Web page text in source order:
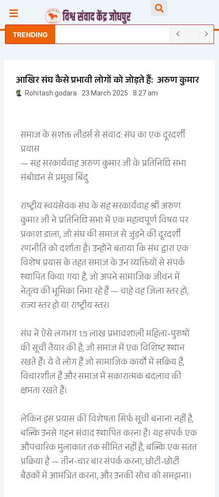
content
TRENDING
आखिर संघ कैसे प्रभावी लोगों को जोड़ते हैं: अरुण कुमार
Rohitash godara 23 March 2025 8:27 am
समाज के सशक्त लीडर्स से संवाद: संघ का एक दूरदर्शी
प्रयास
— सह सरकार्यवाह अरुण कुमार जी के प्रतिनिधि सभा
संबोधन से प्रमुख बिंदु
राष्ट्रीय स्वयंसेवक संघ के सह सरकार्यवाह श्री अरुण
कुमार जी ने प्रतिनिधि सभा में एक महत्वपूर्ण विषय पर
प्रकाश डाला, जो संघ की समाज से जुड़ने की दूरदर्शी
रणनीति को दर्शाता है। उन्होंने बताया कि संघ द्वारा एक
विशेष प्रयास के तहत समाज के उन व्यक्तियों से संपर्क
स्थापित किया गया है, जो अपने सामाजिक जीवन में
नेतृत्व की भूमिका निभा रहे हैं — चाहे वह जिला स्तर हो,
राज्य स्तर हो या राष्ट्रीय स्तर।
संघ ने ऐसे लगभग 1.5 लाख प्रभावशाली महिला-पुरुषों
की सूची तैयार की है, जो समाज में एक विशिष्ट स्थान
रखते हैं। ये वे लोग हैं जो सामाजिक कार्यों में सक्रिय हैं,
विचारशील हैं और समाज में सकारात्मक बदलाव की
क्षमता रखते हैं।
लेकिन इस प्रयास की विशेषता सिर्फ सूची बनाना नहीं है,
बल्कि उनसे गहन संवाद स्थापित करना है। यह संपर्क एक
औपचारिक मुलाकात तक सीमित नहीं है, बल्कि एक सतत
प्रक्रिया है — तीन-चार बार संपर्क करना, छोटी-छोटी
बैठकों में आमंत्रित करना, और उनकी सोच को समझना।